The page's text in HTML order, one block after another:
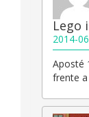
Lego
2014-
Aposté
frente